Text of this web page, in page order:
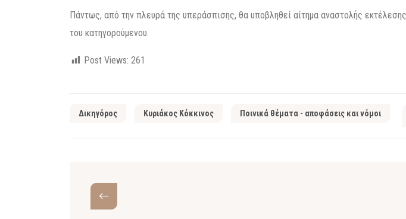
Πάντως, από την πλευρά της υπεράσπισης, θα υποβληθεί αίτημα αναστολής
του κατηγορούμενου.
Post Views: 261
Δικηγόρος Κυριάκος Κόκκινος Ποινικά θέματα - αποφάσεις και νόμοι